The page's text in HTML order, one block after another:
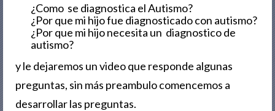
¿Como se diagnostica el Autismo?
¿Por que mi hijo fue diagnosticado con autismo?
¿Por que mi hijo necesita un diagnostico de
autismo?
y le dejaremos un video que responde algunas
preguntas, sin más preambulo comencemos a
desarrollar las preguntas.